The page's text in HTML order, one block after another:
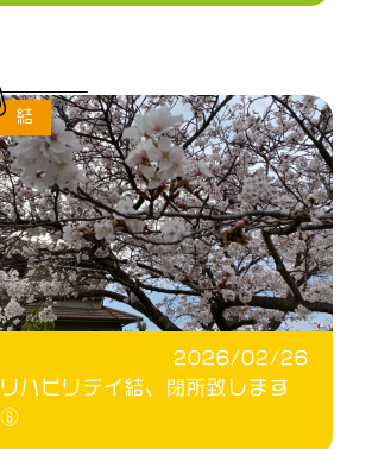
2026/02/26
リハビリデイ結、閉所致します
⑥
結